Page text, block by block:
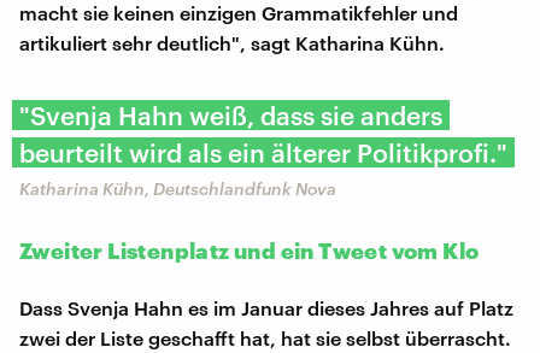
macht sie keinen einzigen Grammatikfehler und
artikuliert sehr deutlich", sagt Katharina Kühn.
"Svenja Hahn weiß, dass sie anders
beurteilt wird als ein älterer Politikprofi."
Katharina Kühn, Deutschlandfunk Nova
Zweiter Listenplatz und ein Tweet vom Klo
Dass Svenja Hahn es im Januar dieses Jahres auf Platz
zwei der Liste geschafft hat, hat sie selbst überrascht.